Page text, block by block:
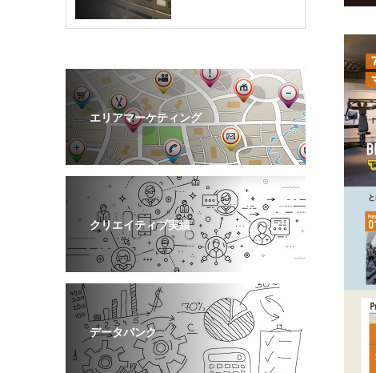
エリアマーケティング
クリエイティブ実績
データバンク